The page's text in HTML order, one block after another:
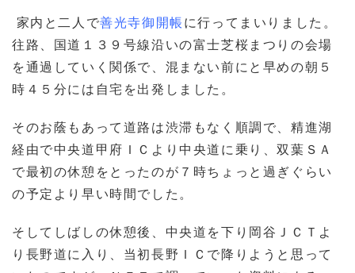
家内と二人で善光寺御開帳に行ってまいりました。
往路、国道１３９号線沿いの富士芝桜まつりの会場
を通過していく関係で、混まない前にと早めの朝５
時４５分には自宅を出発しました。
そのお蔭もあって道路は渋滞もなく順調で、精進湖
経由で中央道甲府ＩＣより中央道に乗り、双葉ＳＡ
で最初の休憩をとったのが７時ちょっと過ぎぐらい
の予定より早い時間でした。
そしてしばしの休憩後、中央道を下り岡谷ＪＣＴよ
り長野道に入り、当初長野ＩＣで降りようと思って